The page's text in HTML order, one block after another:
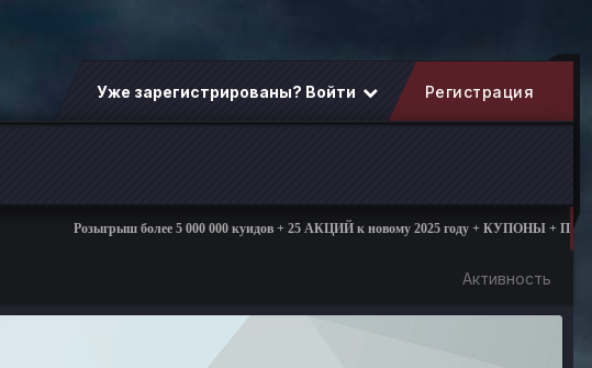
Уже зарегистрированы? Войти Регистрация
Розыгрыш более 5 000 000 куидов + 25 АКЦИЙ к новому 2025 году + КУПОНЫ + ПОДАРКИ
Активность